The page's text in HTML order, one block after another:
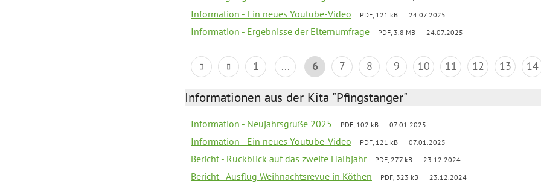
Information - Ein neues Youtube-Video PDF, 121 kB 24.07.2025
Information - Ergebnisse der Elternumfrage PDF, 3.8 MB 24.07.2025
1 ... 6 7 8 9 10 11 12 13 14
Informationen aus der Kita "Pfingstanger"
Information - Neujahrsgrüße 2025 PDF, 102 kB 07.01.2025
Information - Ein neues Youtube-Video PDF, 121 kB 07.01.2025
Bericht - Rückblick auf das zweite Halbjahr PDF, 277 kB 23.12.2024
Bericht - Ausflug Weihnachtsrevue in Köthen PDF, 323 kB 23.12.2024